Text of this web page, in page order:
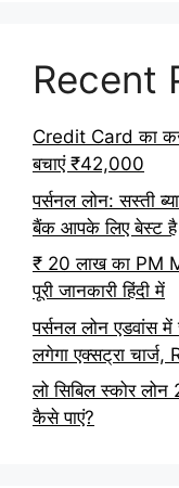
Recent
Credit Card का
बचाएं ₹42,000
पर्सनल लोन: सस्ती
बैंक आपके लिए बेस्ट है
₹ 20 लाख का PM
पूरी जानकारी हिंदी में
पर्सनल लोन एडवांस
लगेगा एक्सट्रा चार्ज,
लो सिबिल स्कोर
कैसे पाएं?